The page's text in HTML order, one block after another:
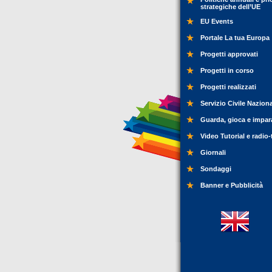
strategiche dell’UE
EU Events
Portale La tua Europa
Progetti approvati
Progetti in corso
Progetti realizzati
Servizio Civile
Guarda, gioca e
Video Tutorial e
Giornali
Sondaggi
Banner e Pubblicità